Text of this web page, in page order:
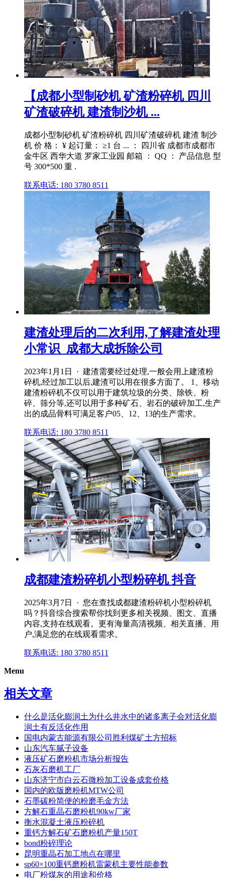
【成都小型制砂机 矿渣粉碎机 四川
矿渣破碎机 建渣制沙机 ...
成都小型制砂机 矿渣粉碎机 四川矿渣破碎机 建渣 制沙
机 价 格： ¥ 起订量： ≥1 台 ... ： 四川省 成都市成都市
金牛区 西华大道 罗家工业园 邮箱 ： QQ ： 产品信息 型
号 300*500 重 .
联系电话: 180 3780 8511
建渣处理后的二次利用,了解建渣处理
小常识_成都大成拆除公司
2023年1月1日 · 建渣需要经过处理,一般会用上建渣粉
碎机,经过加工以后,建渣可以用在很多方面了。 1、移动
建渣粉碎机不仅可以用于建筑垃圾的分类、除铁、粉
碎、筛分等,还可以用于多种矿石、岩石的破碎加工,生产
出的成品骨料可满足客户05、12、13的生产需求。
联系电话: 180 3780 8511
成都建渣粉碎机小型粉碎机 抖音
2025年3月7日 · 您在查找成都建渣粉碎机小型粉碎机
吗？抖音综合搜索帮你找到更多相关视频、图文、直播
内容,支持在线观看。更有海量高清视频、相关直播、用
户,满足您的在线观看需求。
联系电话: 180 3780 8511
Menu
相关文章
什么是活化膨润土为什么井水中的诸多离子会对活化膨
润土有反活化作用
国电内蒙古能源有限公司胜利煤矿土方招标
山东汽车腻子设备
液压矿石磨粉机市场分析报告
石灰石磨机工厂
山东济宁市白云石微粉加工设备成套价格
国内的欧版磨粉机MTW公司
石墨碳粉简便的粉磨毛金方法
方解石重晶石磨粉机90kw厂家
衡水混凝土液压粉碎机
重钙方解石矿石磨粉机产量150T
bond粉碎理论
昆明重晶石加工地点在哪里
sp60×100重钙磨粉机雷蒙机主要性能参数
电厂粉煤灰的用途和价格